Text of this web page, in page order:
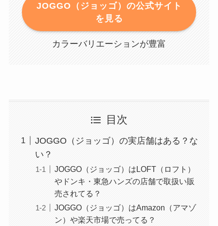
JOGGO（ジョッゴ）の公式サイト
を見る
カラーバリエーションが豊富
目次
JOGGO（ジョッゴ）の実店舗はある？な
い？
JOGGO（ジョッゴ）はLOFT（ロフト）
やドンキ・東急ハンズの店舗で取扱い販
売されてる？
JOGGO（ジョッゴ）はAmazon（アマゾ
ン）や楽天市場で売ってる？